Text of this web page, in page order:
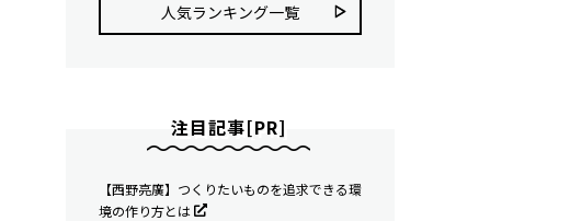
人気ランキング⼀覧
注目記事[PR]
【西野亮廣】つくりたいものを追求できる環
境の作り方とは